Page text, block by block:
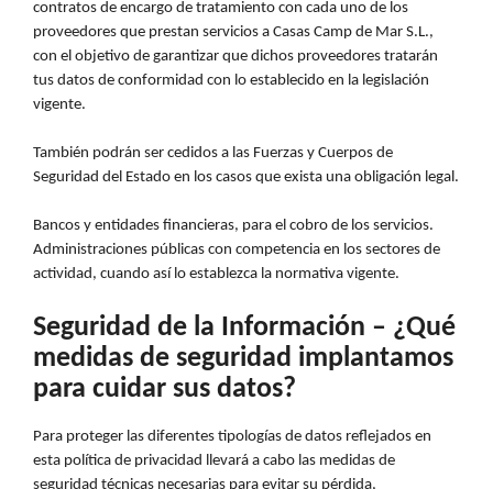
contratos de encargo de tratamiento con cada uno de los
proveedores que prestan servicios a Casas Camp de Mar S.L.,
con el objetivo de garantizar que dichos proveedores tratarán
tus datos de conformidad con lo establecido en la legislación
vigente.
También podrán ser cedidos a las Fuerzas y Cuerpos de
Seguridad del Estado en los casos que exista una obligación legal.
Bancos y entidades financieras, para el cobro de los servicios.
Administraciones públicas con competencia en los sectores de
actividad, cuando así lo establezca la normativa vigente.
Seguridad de la Información – ¿Qué
medidas de seguridad implantamos
para cuidar sus datos?
Para proteger las diferentes tipologías de datos reflejados en
esta política de privacidad llevará a cabo las medidas de
seguridad técnicas necesarias para evitar su pérdida,